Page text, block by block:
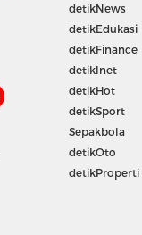
detikNews
detikEdukasi
detikFinance
detikInet
detikHot
detikSport
Sepakbola
detikOto
detikProperti